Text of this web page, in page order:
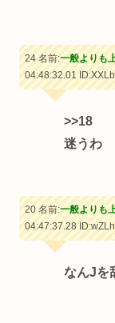
24 名前:一般よりも
04:48:32.01
>>18
迷うわ
20 名前:一般よりも
04:47:37.28
なんJを